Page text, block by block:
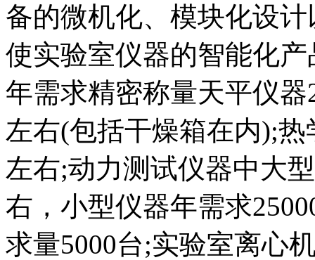
备的微机化、模块化设
使实验室仪器的智能化
年需求精密称量天平仪
左右(包括干燥箱在内);
左右;动力测试仪器中大
右，小型仪器年需求
求量5000台;实验室离心